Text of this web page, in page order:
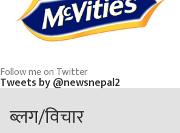
Follow me on Twitter
Tweets by @newsnepal2
ब्लग/विचार